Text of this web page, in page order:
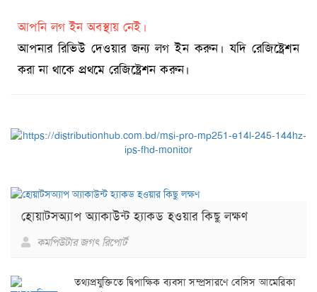
আপনি লগ ইন অবস্থায় নেই।
আপনার রিভিউ দেওয়ার জন্য লগ ইন করুন। যদি রেজিষ্ট্রেশন
করা না থাকে প্রথমে রেজিষ্ট্রেশন করুন।
হোয়াটসঅ্যাপ অ্যাকাউন্ট হ্যাকড হওয়ার কিছু লক্ষণ
কমপিউটার জগৎ রিপোর্ট
তথ্যপ্রযুক্তিতে দ্বিপাক্ষিক ব্যবসা সম্প্রসারণে বেসিস আমেরিকা